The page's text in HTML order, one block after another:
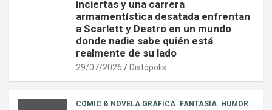
inciertas y una carrera
armamentística desatada enfrentan
a Scarlett y Destro en un mundo
donde nadie sabe quién está
realmente de su lado
29/07/2026 Distópolis
CÓMIC & NOVELA GRÁFICA FANTASÍA HUMOR